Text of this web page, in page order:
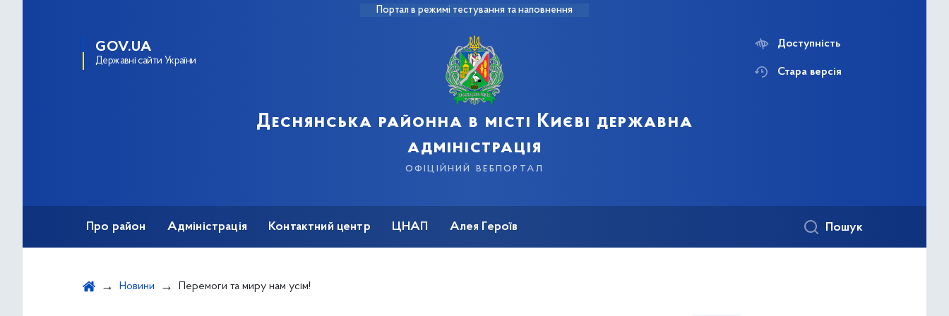
Портал в режимі тестування та наповнення
GOV.UA
Державні сайти України
Деснянська районна в місті Києві державна
адміністрація
офіційний вебпортал
Доступність
Стара версія
Про район Адміністрація Контактний центр ЦНАП Алея Героїв Пошук
Новини Перемоги та миру нам усім!